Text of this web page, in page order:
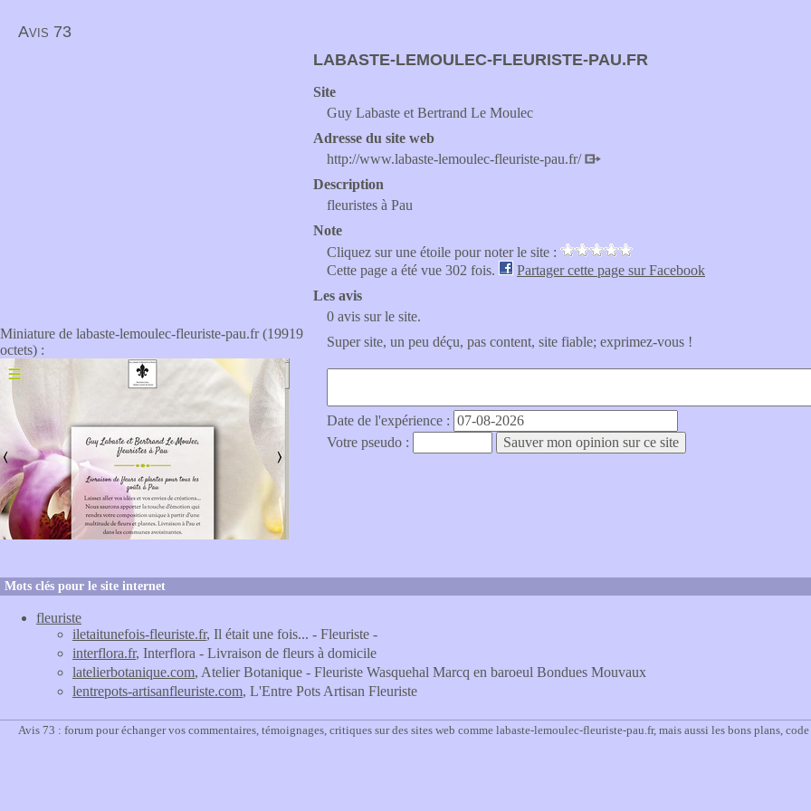
Avis 73
Miniature de labaste-lemoulec-fleuriste-pau.fr (19919
octets) :
LABASTE-LEMOULEC-FLEURISTE-PAU.FR
Site
Guy Labaste et Bertrand Le Moulec
Adresse du site web
http://www.labaste-lemoulec-fleuriste-pau.fr/
Description
fleuristes à Pau
Note
Cliquez sur une étoile pour noter le site :
Cette page a été vue 302 fois.
Partager cette page sur Facebook
Les avis
0 avis sur le site.
Super site, un peu déçu, pas content, site fiable; exprimez-vous !
Date de l'expérience :
Votre pseudo :
Mots clés pour le site internet
fleuriste
iletaitunefois-fleuriste.fr, Il était une fois... - Fleuriste -
interflora.fr, Interflora - Livraison de fleurs à domicile
latelierbotanique.com, Atelier Botanique - Fleuriste Wasquehal Marcq en baroeul Bondues Mouvaux
lentrepots-artisanfleuriste.com, L'Entre Pots Artisan Fleuriste
Avis 73 : forum pour échanger vos commentaires, témoignages, critiques sur des sites web comme labaste-lemoulec-fleuriste-pau.fr, mais aussi les bons plans,